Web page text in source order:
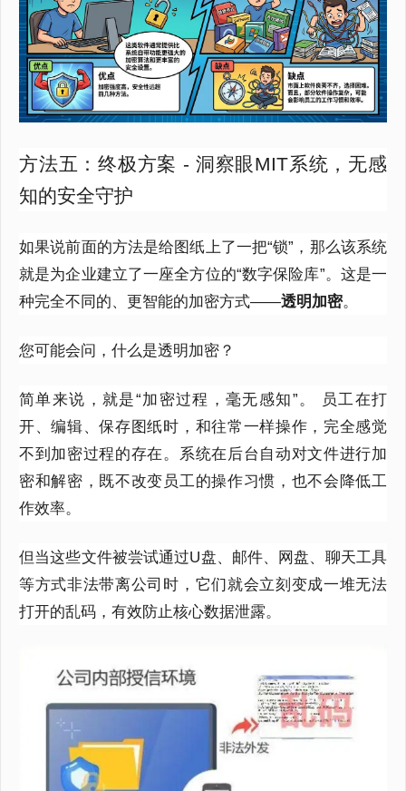
方法五：终极方案 - 洞察眼MIT系统，无感
知的安全守护
如果说前面的方法是给图纸上了一把“锁”，那么该系统
就是为企业建立了一座全方位的“数字保险库”。这是一
种完全不同的、更智能的加密方式——透明加密。
您可能会问，什么是透明加密？
简单来说，就是“加密过程，毫无感知”。
员工在打
开、编辑、保存图纸时，和往常一样操作，完全感觉
不到加密过程的存在。系统在后台自动对文件进行加
密和解密，既不改变员工的操作习惯，也不会降低工
作效率。
但当这些文件被尝试通过U盘、邮件、网盘、聊天工具
等方式非法带离公司时，它们就会立刻变成一堆无法
打开的乱码，有效防止核心数据泄露。